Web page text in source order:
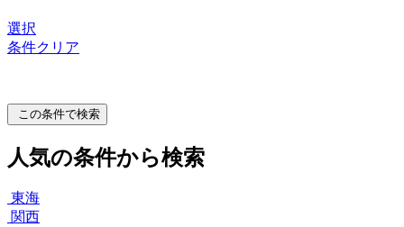
選択
条件クリア
この条件で検索
人気の条件から検索
東海
関西